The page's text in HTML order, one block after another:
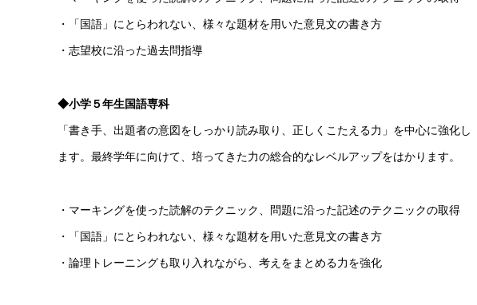
・「国語」にとらわれない、様々な題材を用いた意見文の書き方
・志望校に沿った過去問指導
◆小学５年生国語専科
「書き手、出題者の意図をしっかり読み取り、正しくこたえる力」を中心に強化し
ます。最終学年に向けて、培ってきた力の総合的なレベルアップをはかります。
・マーキングを使った読解のテクニック、問題に沿った記述のテクニックの取得
・「国語」にとらわれない、様々な題材を用いた意見文の書き方
・論理トレーニングも取り入れながら、考えをまとめる力を強化